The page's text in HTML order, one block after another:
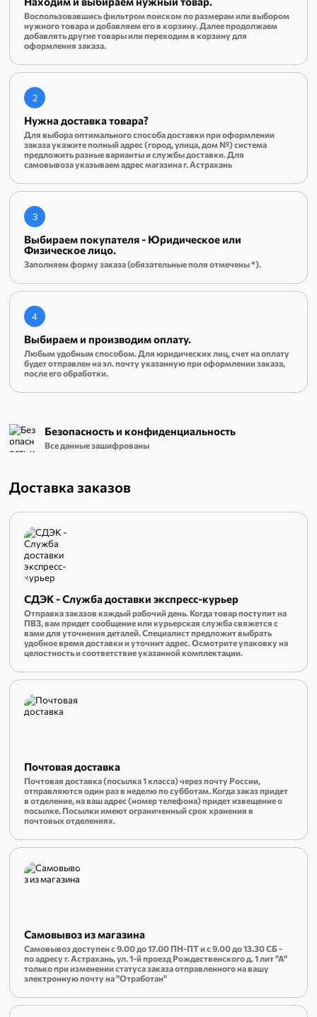
Воспользовавшись фильтром поиском по размерам или выбором
нужного товара и добавляем его в корзину. Далее продолжаем
добавлять другие товары или переходим в корзину для
оформления заказа.
2
Нужна доставка товара?
Для выбора оптимального способа доставки при оформлении
заказа укажите полный адрес (город, улица, дом №) система
предложить разные варианты и службы доставки. Для
самовывоза указываем адрес магазина г. Астрахань
3
Выбираем покупателя - Юридическое или
Физическое лицо.
Заполняем форму заказа (обязательные поля отмечены *).
4
Выбираем и производим оплату.
Любым удобным способом. Для юридических лиц, счет на оплату
будет отправлен на эл. почту указанную при оформлении заказа,
после его обработки.
Безопасность и конфиденциальность
Все данные зашифрованы
Доставка заказов
СДЭК - Служба доставки экспресс-курьер
Отправка заказов каждый рабочий день. Когда товар поступит на
ПВЗ, вам придет сообщение или курьерская служба свяжется с
вами для уточнения деталей. Специалист предложит выбрать
удобное время доставки и уточнит адрес. Осмотрите упаковку на
целостность и соответствие указанной комплектации.
Почтовая доставка
Почтовая доставка (посылка 1 класса) через почту России,
отправляются один раз в неделю по субботам. Когда заказ придет
в отделение, на ваш адрес (номер телефона) придет извещение о
посылке. Посылки имеют ограниченный срок хранения в
почтовых отделениях.
Самовывоз из магазина
Самовывоз доступен с 9.00 до 17.00 ПН-ПТ и с 9.00 до 13.30 СБ -
по адресу г. Астрахань, ул. 1-й проезд Рождественского д. 1 лит "А"
только при изменении статуса заказа отправленного на вашу
электронную почту на "Отработан"